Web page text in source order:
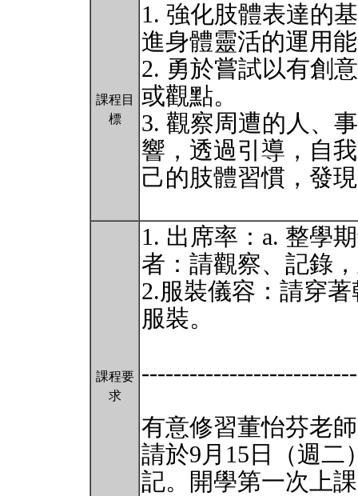
課程目
標
1. 強化肢體表達的
進身體靈活的運用
2. 勇於嘗試以有創
或觀點。
3. 觀察周遭的人、
響，透過引導，自
己的肢體習慣，發
課程要
求
1. 出席率：a. 整學
者：請觀察、記錄
2.服裝儀容：請穿
服裝。
有意修習董怡芬老
請於9月15日（週二
記。開學第一次上